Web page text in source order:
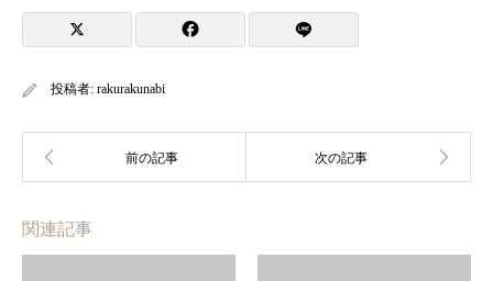
投稿者: rakurakunabi
関連記事